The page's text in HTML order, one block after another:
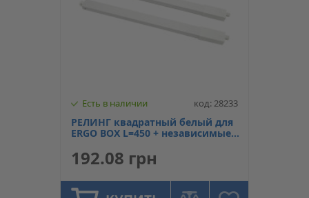
Есть в наличии код: 28233
РЕЛИНГ квадратный белый для
ERGO BOX L=450 + независимые
Linken System
192.08 грн